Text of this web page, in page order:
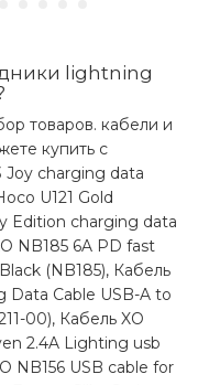
lightning
товаров. кабели и
купить с
Joy charging data
U121 Gold
Edition charging data
NB185 6A PD fast
(NB185), Кабель
Data Cable USB-A to
00), Кабель XO
2.4A Lighting usb
NB156 USB cable for